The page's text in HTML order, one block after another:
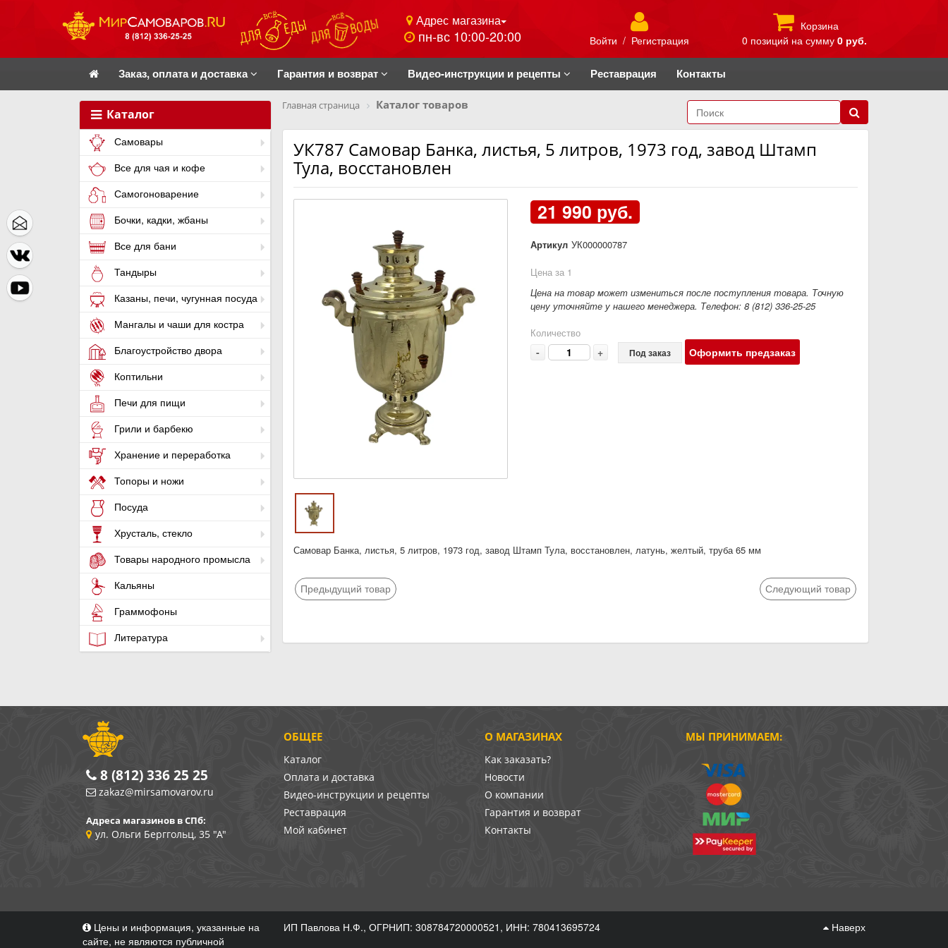
Адрес магазина
пн-вс 10:00-20:00 Войти / Регистрация
Корзина
0 позиций на сумму 0 руб.
Заказ, оплата и доставка Гарантия и возврат Видео-инструкции и рецепты Реставрация Контакты
Каталог
Самовары
Все для чая и кофе
Самогоноварение
Бочки, кадки, жбаны
Все для бани
Тандыры
Казаны, печи, чугунная посуда
Мангалы и чаши для костра
Благоустройство двора
Коптильни
Печи для пищи
Грили и барбекю
Хранение и переработка
Топоры и ножи
Посуда
Хрусталь, стекло
Товары народного промысла
Кальяны
Граммофоны
Литература
Главная страница Каталог товаров
УК787 Самовар Банка, листья, 5 литров, 1973 год, завод Штамп
Тула, восстановлен
21 990 руб.
Артикул УК000000787
Цена за 1
Цена на товар может измениться после поступления товара. Точную
цену уточняйте у нашего менеджера. Телефон: 8 (812) 336-25-25
Количество
- + Под заказ Оформить предзаказ
Самовар Банка, листья, 5 литров, 1973 год, завод Штамп Тула, восстановлен, латунь, желтый, труба 65 мм
Предыдущий товар Следующий товар
О МАГАЗИНАХ
Как заказать?
Новости
О компании
Гарантия и возврат
Контакты
ОБЩЕЕ
Каталог
Оплата и доставка
Видео-инструкции и рецепты
Реставрация
Мой кабинет
МЫ ПРИНИМАЕМ:
8 (812) 336 25 25
zakaz@mirsamovarov.ru
Адреса магазинов в СПб:
ул. Ольги Берггольц, 35 "А"
Цены и информация, указанные на
сайте, не являются публичной
ИП Павлова Н.Ф., ОГРНИП: 308784720000521, ИНН: 780413695724 Наверх